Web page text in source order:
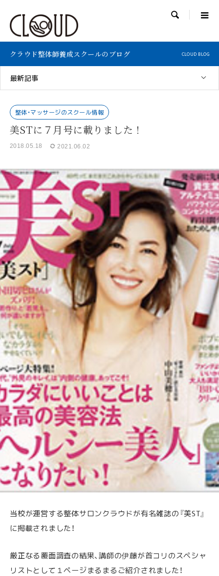

クラウド整体師養成スクールのブログ CLOUD BLOG
最新記事
整体・マッサージのスクール情報
美STに７月号に載りました！
2018.05.18 2021.06.02
当校が運営する整体サロンクラウドが有名雑誌の『美ST』
に掲載されました！
厳正なる覆面調査の結果、講師の伊藤が首コリのスペシャ
リストとして１ページまるまるご紹介されました！